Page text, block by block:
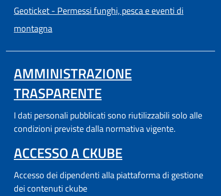
Geoticket - Permessi funghi, pesca e eventi di
montagna
AMMINISTRAZIONE
TRASPARENTE
I dati personali pubblicati sono riutilizzabili solo alle
condizioni previste dalla normativa vigente.
ACCESSO A CKUBE(APRE IN
Accesso dei dipendenti alla piattaforma di gestione
dei contenuti ckube